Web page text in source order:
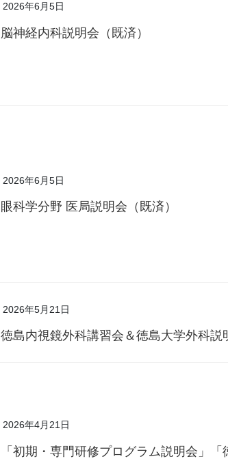
2026年6月5日
脳神経内科説明会（既済）
2026年6月5日
眼科学分野 医局説明会（既済）
2026年5月21日
徳島内視鏡外科講習会＆徳島大学外科説
2026年4月21日
「初期・専門研修プログラム説明会」